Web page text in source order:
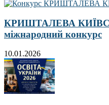
КРИШТАЛЕВА
міжнародний конкурс
10.01.2026